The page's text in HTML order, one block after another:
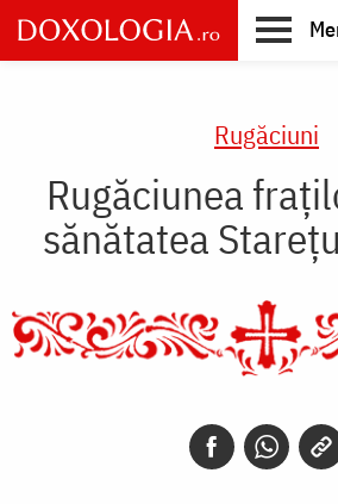
Skip
to
main
Rugăciuni
Rugăciunea
sănătatea